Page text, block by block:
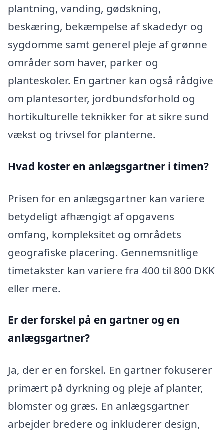
plantning, vanding, gødskning,
beskæring, bekæmpelse af skadedyr og
sygdomme samt generel pleje af grønne
områder som haver, parker og
planteskoler. En gartner kan også rådgive
om plantesorter, jordbundsforhold og
hortikulturelle teknikker for at sikre sund
vækst og trivsel for planterne.
Hvad koster en anlægsgartner i timen?
Prisen for en anlægsgartner kan variere
betydeligt afhængigt af opgavens
omfang, kompleksitet og områdets
geografiske placering. Gennemsnitlige
timetakster kan variere fra 400 til 800 DKK
eller mere.
Er der forskel på en gartner og en
anlægsgartner?
Ja, der er en forskel. En gartner fokuserer
primært på dyrkning og pleje af planter,
blomster og græs. En anlægsgartner
arbejder bredere og inkluderer design,